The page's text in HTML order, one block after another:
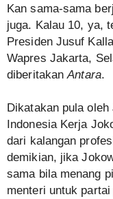
Kan sama-sama
juga. Kalau 10, ya,
Presiden Jusuf
Wapres Jakarta,
diberitakanAntara.
Dikatakan pula
Indonesia Kerja
dari kalangan
demikian, jika
sama bila menang
menteri untuk